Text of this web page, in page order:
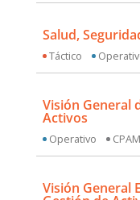
Salud,
Táctico
Visión General
Activos
Operativo CPAM
Visión General